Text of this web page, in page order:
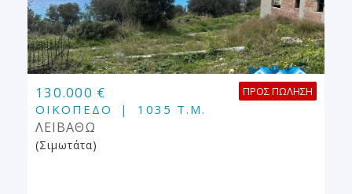
130.000 € ΠΡΟΣ ΠΏΛΗΣΗ
ΟΙΚΌΠΕΔΟ 1035 Τ.Μ.
ΛΕΙΒΑΘΩ
(Σιμωτάτα)